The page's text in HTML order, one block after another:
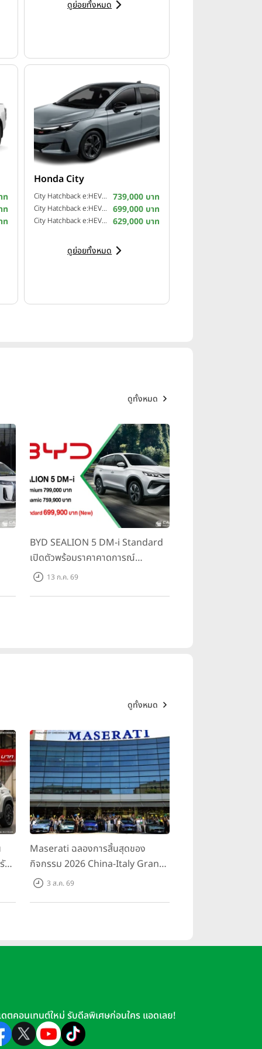
และการเตรียมเข้าสู่ตลาด
EXEED, JETOUR และ
เดือนพฤษภาคม 2568 ด้วยยอด
ฏการณ์ด้วยยอดขายถึง 191,567
ขณะที่ยอดส่งออกทะลุเป้าที่
กค้าในต่างประเทศ ในงานนี้
System) Power ที่มีประสิทธิภาพ
ดูย่อยทั้งหมด
ท
ท
ท
Honda City
City Hatchback e:HEV RS ปี 2026 739,000 บาท
City Hatchback e:HEV SV ปี 2026 699,000 บาท
City Hatchback e:HEV V ปี 2026 629,000 บาท
ดูย่อยทั้งหมด
ดูทั้งหมด
BYD SEALION 5 DM-i Standard
เปิดตัวพร้อมราคาคาดการณ์
699,900 บาท รุ่นย่อยล่าสุดที่มีระยะ
13 ก.ค. 69
ดูทั้งหมด
บ
Maserati ฉลองการสิ้นสุดของ
กิจกรรม 2026 China-Italy Grand
Tour ณ สำนักงานใหญ่ เมืองโมเดนา
3 ส.ค. 69
ดตคอนเทนต์ใหม่ รับดีลพิเศษก่อนใคร แอดเลย!